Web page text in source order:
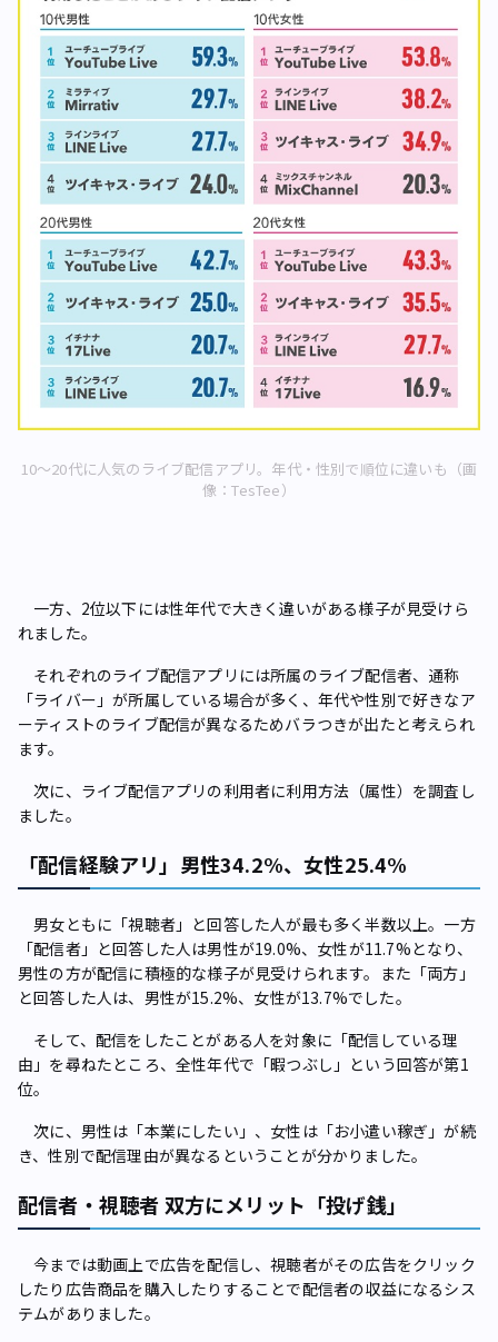
10～20代に人気のライブ配信アプリ。年代・性別で順位に違いも（画
像：TesTee）
一方、2位以下には性年代で大きく違いがある様子が見受けら
れました。
それぞれのライブ配信アプリには所属のライブ配信者、通称
「ライバー」が所属している場合が多く、年代や性別で好きなア
ーティストのライブ配信が異なるためバラつきが出たと考えられ
ます。
次に、ライブ配信アプリの利用者に利用方法（属性）を調査し
ました。
「配信経験アリ」男性34.2%、女性25.4%
男女ともに「視聴者」と回答した人が最も多く半数以上。一方
「配信者」と回答した人は男性が19.0%、女性が11.7%となり、
男性の方が配信に積極的な様子が見受けられます。また「両方」
と回答した人は、男性が15.2%、女性が13.7%でした。
そして、配信をしたことがある人を対象に「配信している理
由」を尋ねたところ、全性年代で「暇つぶし」という回答が第1
位。
次に、男性は「本業にしたい」、女性は「お小遣い稼ぎ」が続
き、性別で配信理由が異なるということが分かりました。
配信者・視聴者 双方にメリット「投げ銭」
今までは動画上で広告を配信し、視聴者がその広告をクリック
したり広告商品を購入したりすることで配信者の収益になるシス
テムがありました。